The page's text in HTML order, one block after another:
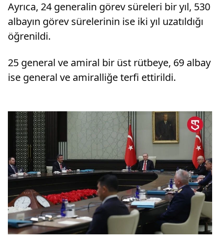
Ayrıca, 24 generalin görev süreleri bir yıl, 530
albayın görev sürelerinin ise iki yıl uzatıldığı
öğrenildi.
25 general ve amiral bir üst rütbeye, 69 albay
ise general ve amiralliğe terfi ettirildi.